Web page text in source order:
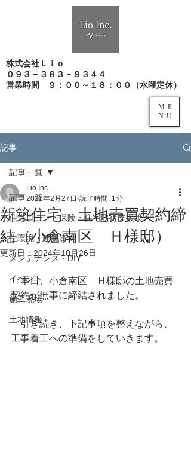
ME
NU
株式会社Ｌｉｏ
０９３－３８３－９３４４
​営業時間 ９：００～１８：００（水曜定休）
記事
記事一覧
住宅ローン・保険・住宅取得支援策
住環境・建築資材
メンテナンス・DIY
イベント
施工現場
土地情報
記事一覧
新築住宅 土地売買契約締
結（小倉南区 Ｈ様邸）
Lio Inc.
2022年2月27日 読了時間: 1分
更新日： 2024年10月26日
本日、小倉南区　Ｈ様邸の土地売買
契約が無事に締結されました。
引き続き、下記事項を整えながら、
工事着工への準備をしていきます。